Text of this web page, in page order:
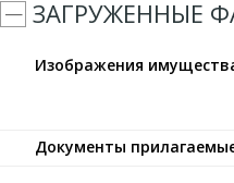
ЗАГРУЖЕННЫЕ
Изображения
Документы